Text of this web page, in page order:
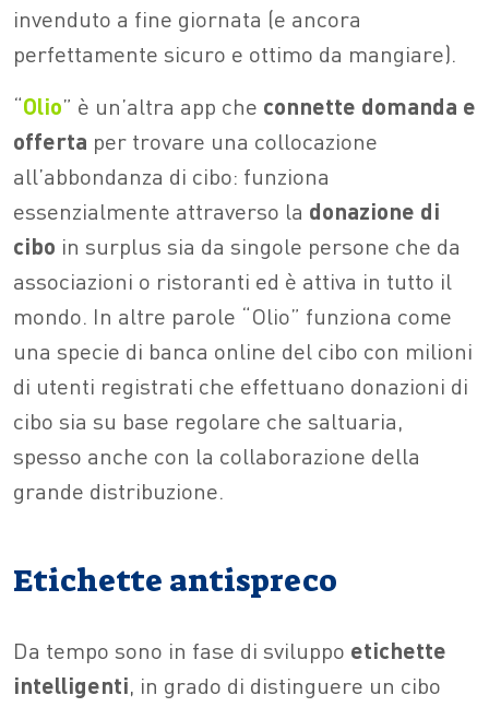
invenduto a fine giornata (e ancora
perfettamente sicuro e ottimo da mangiare).
“Olio” è un’altra app che connette domanda e
offerta per trovare una collocazione
all’abbondanza di cibo: funziona
essenzialmente attraverso la donazione di
cibo in surplus sia da singole persone che da
associazioni o ristoranti ed è attiva in tutto il
mondo. In altre parole “Olio” funziona come
una specie di banca online del cibo con milioni
di utenti registrati che effettuano donazioni di
cibo sia su base regolare che saltuaria,
spesso anche con la collaborazione della
grande distribuzione.
Etichette antispreco
Da tempo sono in fase di sviluppo etichette
intelligenti, in grado di distinguere un cibo